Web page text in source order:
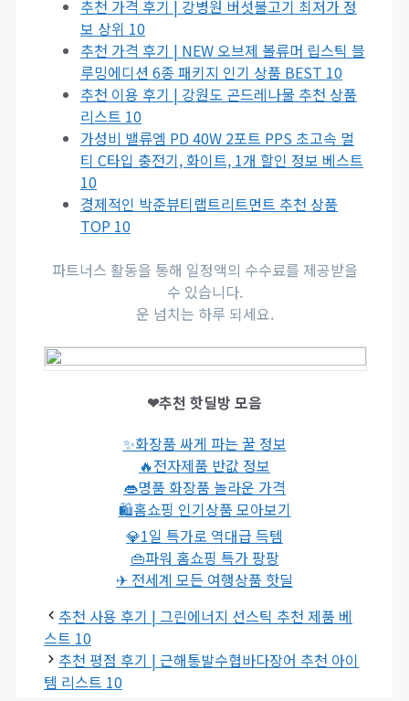
추천 가격 후기 | 강병원 버섯불고기 최저가 정
보 상위 10
추천 가격 후기 | NEW 오브제 볼류머 립스틱 블
루밍에디션 6종 패키지 인기 상품 BEST 10
추천 이용 후기 | 강원도 곤드레나물 추천 상품
리스트 10
가성비 밸류엠 PD 40W 2포트 PPS 초고속 멀
티 C타입 충전기, 화이트, 1개 할인 정보 베스트
10
경제적인 박준뷰티랩트리트먼트 추천 상품
TOP 10
파트너스 활동을 통해 일정액의 수수료를 제공받을
수 있습니다.
운 넘치는 하루 되세요.
❤추천 핫딜방 모음
✨화장품 싸게 파는 꿀 정보
🔥전자제품 반값 정보
👄명품 화장품 놀라운 가격
🛍홈쇼핑 인기상품 모아보기
💎1일 특가로 역대급 득템
👜파워 홈쇼핑 특가 팡팡
✈ 전세계 모든 여행상품 핫딜
추천 사용 후기 | 그린에너지 선스틱 추천 제품 베
스트 10
추천 평점 후기 | 근해통발수협바다장어 추천 아이
템 리스트 10